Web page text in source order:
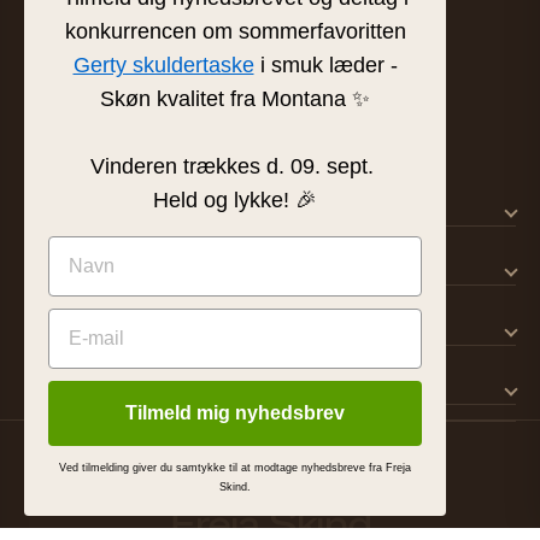
Tværgade 8 · 8600 Silkeborg
info@frejaskind.dk
CVR 12345678
KUNDSERVICE
OM FREJA
INSPIRATION
© 2026 Freja Skind ApSKöpvillkorIntegritetspolicyCookies
MADE BY
Freja Skind
konkurrencen om sommerfavoritten
Gerty skuldertaskei smuk læder -
Skøn kvalitet fra Montana ✨
Vinderen trækkes d. 09. sept.
Held og lykke! 🎉
Tilmeld mig nyhedsbrev
Ved tilmelding giver du samtykke til at modtage nyhedsbreve fra Freja
Skind.